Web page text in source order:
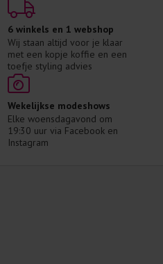
6 winkels en 1 webshop
Wij staan altijd voor je klaar
met een kopje koffie en een
toefje styling advies
Wekelijkse modeshows
Elke woensdagavond om
19:30 uur via Facebook en
Instagram